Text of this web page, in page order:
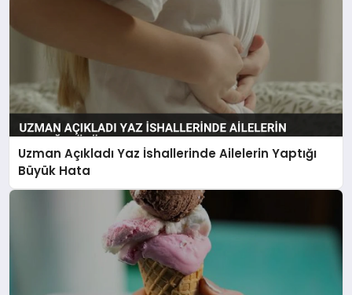
Uzman Açıkladı Yaz İshallerinde Ailelerin Yaptığı
Büyük Hata